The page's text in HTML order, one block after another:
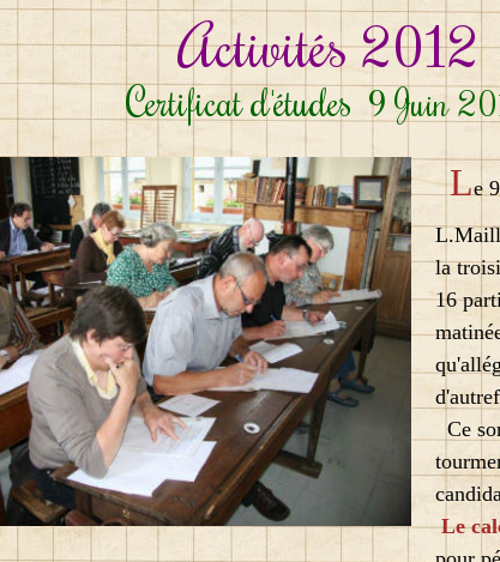
Activités 2012
Certificat d'études9 Juin
Le
la
16
Ce
Le